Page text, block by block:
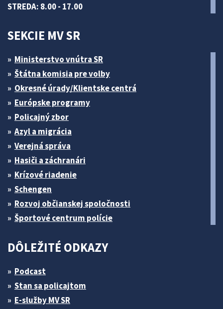
STREDA: 8.00 - 17.00
SEKCIE MV SR
Ministerstvo vnútra SR
Štátna komisia pre volby
Okresné úrady/Klientske centrá
Európske programy
Policajný zbor
Azyl a migrácia
Verejná správa
Hasiči a záchranári
Krízové riadenie
Schengen
Rozvoj občianskej spoločnosti
Športové centrum polície
DÔLEŽITÉ ODKAZY
Podcast
Stan sa policajtom
E-služby MV SR